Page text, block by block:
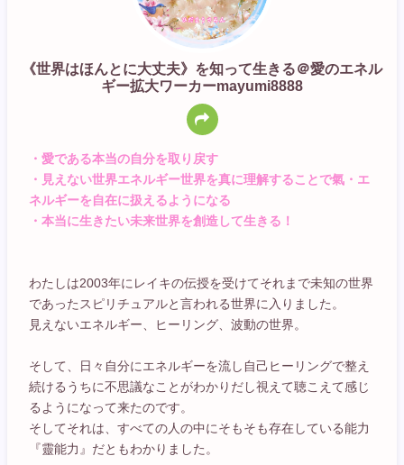
《世界はほんとに大丈夫》を知って生きる＠愛のエネル
ギー拡大ワーカーmayumi8888
・愛である本当の自分を取り戻す
・見えない世界エネルギー世界を真に理解することで氣・エ
ネルギーを自在に扱えるようになる
・本当に生きたい未来世界を創造して生きる！
わたしは2003年にレイキの伝授を受けてそれまで未知の世界
であったスピリチュアルと言われる世界に入りました。
見えないエネルギー、ヒーリング、波動の世界。
そして、日々自分にエネルギーを流し自己ヒーリングで整え
続けるうちに不思議なことがわかりだし視えて聴こえて感じ
るようになって来たのです。
そしてそれは、すべての人の中にそもそも存在している能力
『靈能力』だともわかりました。